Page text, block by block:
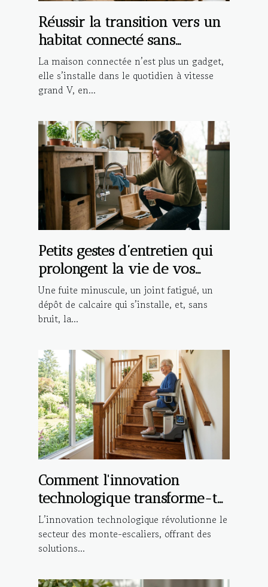
Réussir la transition vers un
habitat connecté sans
compromettre la sécurité
La maison connectée n’est plus un gadget,
elle s’installe dans le quotidien à vitesse
grand V, en...
Petits gestes d’entretien qui
prolongent la vie de vos
installations
Une fuite minuscule, un joint fatigué, un
dépôt de calcaire qui s’installe, et, sans
bruit, la...
Comment l'innovation
technologique transforme-t-
elle les monte-escaliers ?
L’innovation technologique révolutionne le
secteur des monte-escaliers, offrant des
solutions...